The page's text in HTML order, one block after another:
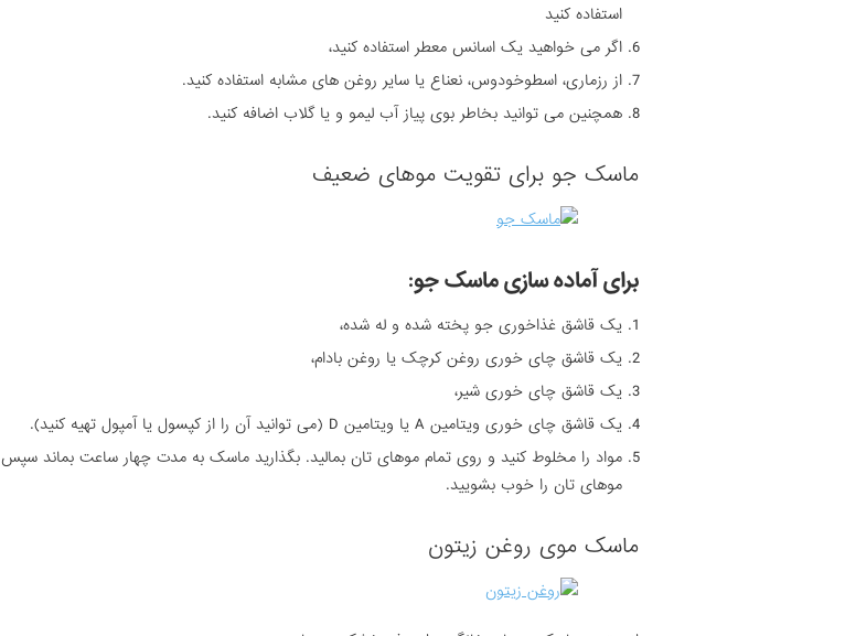
استفاده کنید
اگر می خواهید یک اسانس معطر استفاده کنید،
از رزماری، اسطوخودوس، نعناع یا سایر روغن های مشابه استفاده کنید.
همچنین می توانید بخاطر بوی پیاز آب لیمو و یا گلاب اضافه کنید.
ماسک جو برای تقویت موهای ضعیف
برای آماده سازی ماسک جو:
یک قاشق غذاخوری جو پخته شده و له شده،
یک قاشق چای خوری روغن کرچک یا روغن بادام،
یک قاشق چای خوری شیر،
یک قاشق چای خوری ویتامین A یا ویتامین D (می توانید آن را از کپسول یا آمپول تهیه کنید).
مواد را مخلوط کنید و روی تمام موهای تان بمالید. بگذارید ماسک به مدت چهار ساعت بماند سپس
موهای تان را خوب بشویید.
ماسک موی روغن زیتون